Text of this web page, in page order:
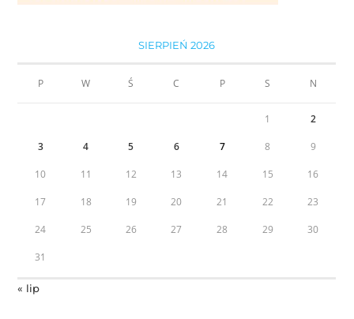
SIERPIEŃ 2026
P W Ś C P S N
1 2
3 4 5 6 7 8 9
10 11 12 13 14 15 16
17 18 19 20 21 22 23
24 25 26 27 28 29 30
31
« lip